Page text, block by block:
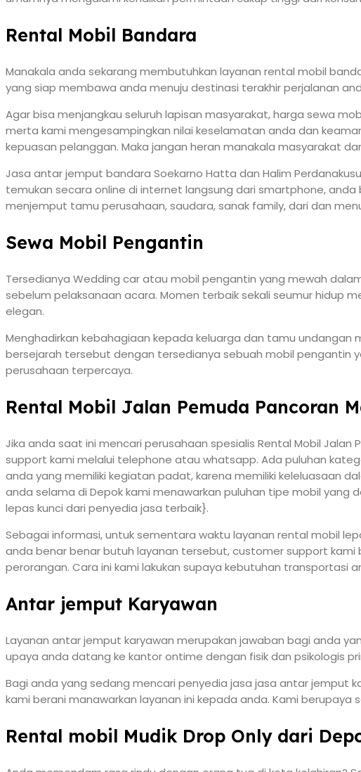
Rental Mobil Bandara
Manakala anda sekarang membutuhkan layanan rental mobil
yang siap membawa anda menuju destinasi terakhir perjalanan
Agar bisa menjangkau seluruh lapisan masyarakat, harga sewa
merta kami mengesampingkan nilai keselamatan anda dan
kepuasan pelanggan. Maka jangan heran manakala masyarakat
Jasa antar jemput bandara Soekarno Hatta dan Halim
temukan secara online di internet langsung dari smartphone,
menjemput tamu perusahaan, saudara, sanak family, dari dan
Sewa Mobil Pengantin
Tersedianya Wedding car atau mobil pengantin yang mewah
sebelum pelaksanaan acara. Momen terbaik sekali seumur hidup
elegan.
Menghadirkan kebahagiaan kepada keluarga dan tamu undangan
bersejarah tersebut dengan tersedianya sebuah mobil pengantin
perusahaan terpercaya.
Rental Mobil Jalan Pemuda Pancoran
Jika anda saat ini mencari perusahaan spesialis Rental Mobil
support kami melalui telephone atau whatsapp. Ada puluhan
anda yang memiliki kegiatan padat, karena memiliki keleluasaan
anda selama di Depok kami menawarkan puluhan tipe mobil
lepas kunci dari penyedia jasa terbaik}.
Sebagai informasi, untuk sementara waktu layanan rental mobil
anda benar benar butuh layanan tersebut, customer support kami
perorangan. Cara ini kami lakukan supaya kebutuhan transportasi
Antar jemput Karyawan
Layanan antar jemput karyawan merupakan jawaban bagi anda
upaya anda datang ke kantor ontime dengan fisik dan psikologis
Bagi anda yang sedang mencari penyedia jasa jasa antar jemput
kami berani manawarkan layanan ini kepada anda. Kami
Rental mobil Mudik Drop Only dari